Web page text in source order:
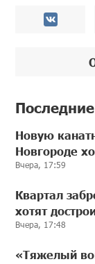
Новую
Новгороде
Вчера, 17:59
Квартал
хотят
Вчера, 17:48
«Тяжелый